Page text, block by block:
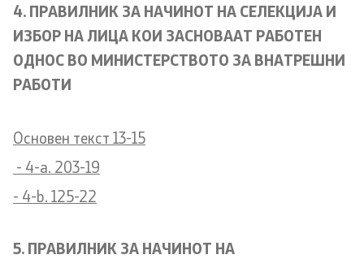
Links
Ministries
Organizations
Services
4. ПРАВИЛНИК ЗА НАЧИНОТ НА СЕЛЕКЦИЈА И
ИЗБОР НА ЛИЦА КОИ ЗАСНОВААТ РАБОТЕН
ОДНОС ВО МИНИСТЕРСТВОТО ЗА ВНАТРЕШНИ
РАБОТИ
Основен текст 13-15
- 4-a. 203-19
- 4-b. 125-22
5. ПРАВИЛНИК ЗА НАЧИНОТ НА